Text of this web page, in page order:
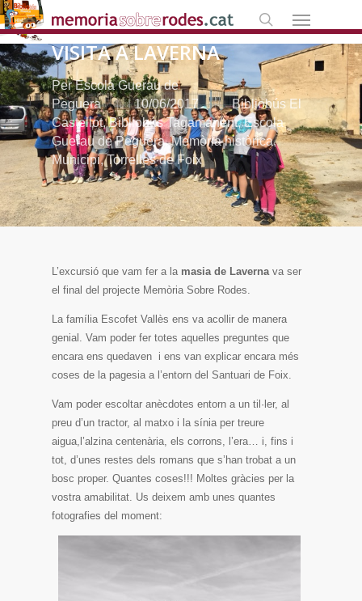
Skip
to
main
content
search
Menú
VISITA A LAVERNA
Per Escola Guerau de
Peguera
10/06/2017
Bibliobús El
Castellot,Bibliobús Tagamanent,Escola
Guerau de Peguera,Memòria històrica,
Municipi,Torrelles de Foix
L’excursió que vam fer a la masia de Lavernava ser
el final del projecte Memòria Sobre Rodes.
La família Escofet Vallès ens va acollir de manera
genial. Vam poder fer totes aquelles preguntes que
encara ens quedaven i ens van explicar encara més
coses de la pagesia a l’entorn del Santuari de Foix.
Vam poder escoltar anècdotes entorn a un til·ler, al
preu d’un tractor, al matxo i la sínia per treure
aigua,l’alzina centenària, els corrons, l’era… i, fins i
tot, d’unes restes dels romans que s’han trobat a un
bosc proper. Quantes coses!!! Moltes gràcies per la
vostra amabilitat. Us deixem amb unes quantes
fotografies del moment: